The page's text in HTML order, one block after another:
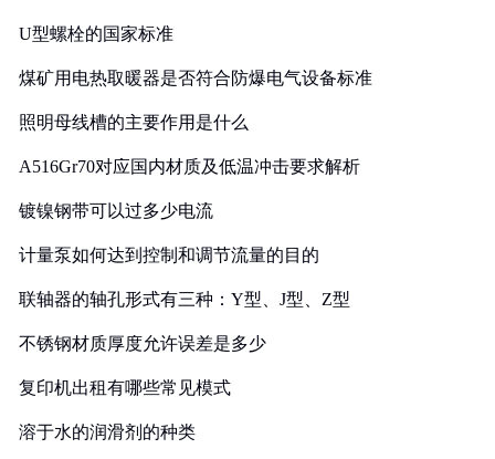
U型螺栓的国家标准
煤矿用电热取暖器是否符合防爆电气设备标准
照明母线槽的主要作用是什么
A516Gr70对应国内材质及低温冲击要求解析
镀镍钢带可以过多少电流
计量泵如何达到控制和调节流量的目的
联轴器的轴孔形式有三种：Y型、J型、Z型
不锈钢材质厚度允许误差是多少
复印机出租有哪些常见模式
溶于水的润滑剂的种类